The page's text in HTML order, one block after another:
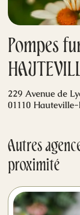
Blog
Pompes
229 Avenue de
01110
Autres
proximité